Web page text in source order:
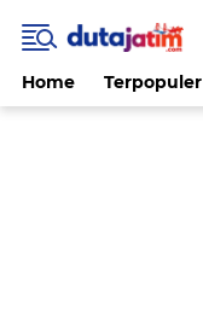
Home Terpopuler